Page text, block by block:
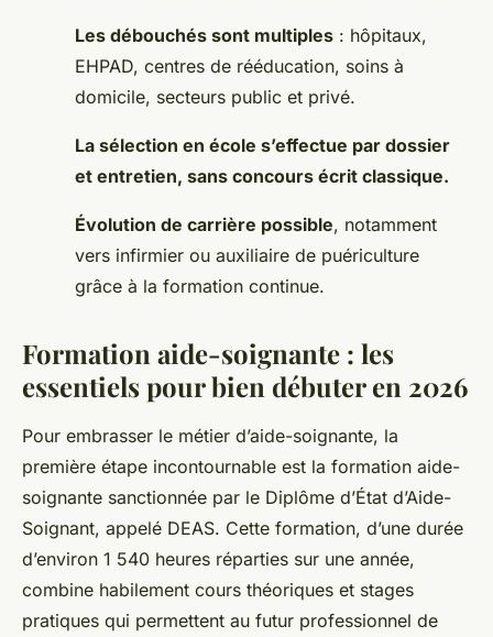
Les débouchés sont multiples : hôpitaux,
EHPAD, centres de rééducation, soins à
domicile, secteurs public et privé.
La sélection en école s’effectue par dossier
et entretien, sans concours écrit classique.
Évolution de carrière possible, notamment
vers infirmier ou auxiliaire de puériculture
grâce à la formation continue.
Formation aide-soignante : les
essentiels pour bien débuter en 2026
Pour embrasser le métier d’aide-soignante, la
première étape incontournable est la formation aide-
soignante sanctionnée par le Diplôme d’État d’Aide-
Soignant, appelé DEAS. Cette formation, d’une durée
d’environ 1 540 heures réparties sur une année,
combine habilement cours théoriques et stages
pratiques qui permettent au futur professionnel de